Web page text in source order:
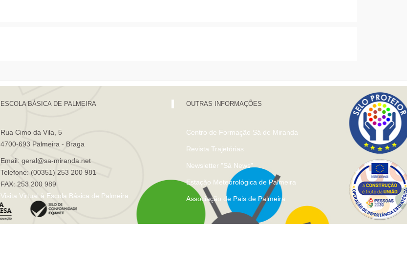
ESCOLA BÁSICA DE PALMEIRA
Rua Cimo da Vila, 5
4700-693 Palmeira - Braga
Email: geral@sa-miranda.net
Telefone: (00351) 253 200 981
FAX: 253 200 989
Visita Virtual à Escola Básica de Palmeira
OUTRAS INFORMAÇÕES
Centro de Formação Sá de Miranda
Revista Trajetórias
Newsletter "Sá News"
Estação Meteorológica de Palmeira
Associação de Pais de Palmeira